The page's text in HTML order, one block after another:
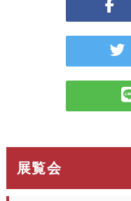
展覧会